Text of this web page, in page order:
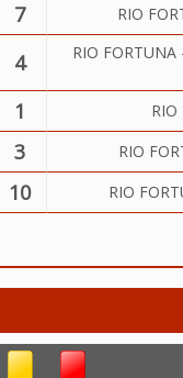
7 RIO
4
RIO FORTUNA
1 RIO
3 RIO
10 RIO